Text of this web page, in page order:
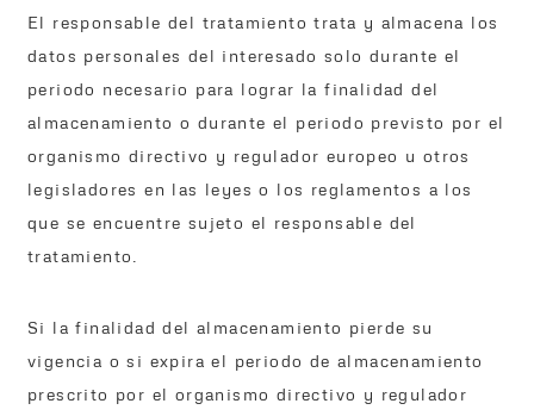
El responsable del tratamiento trata y almacena los
datos personales del interesado solo durante el
periodo necesario para lograr la finalidad del
almacenamiento o durante el periodo previsto por el
organismo directivo y regulador europeo u otros
legisladores en las leyes o los reglamentos a los
que se encuentre sujeto el responsable del
tratamiento.
Si la finalidad del almacenamiento pierde su
vigencia o si expira el periodo de almacenamiento
prescrito por el organismo directivo y regulador